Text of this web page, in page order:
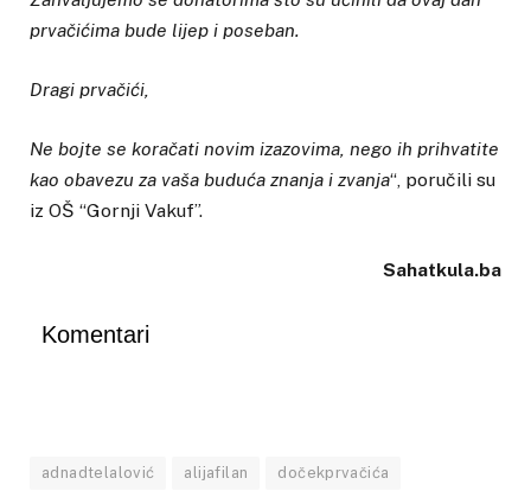
prvačićima bude lijep i poseban.
Dragi prvačići,
Ne bojte se koračati novim izazovima, nego ih prihvatite
kao obavezu za vaša buduća znanja i zvanja“, poručili su
iz OŠ “Gornji Vakuf”.
Sahatkula.ba
Komentari
adnadtelalović alijafilan dočekprvačića